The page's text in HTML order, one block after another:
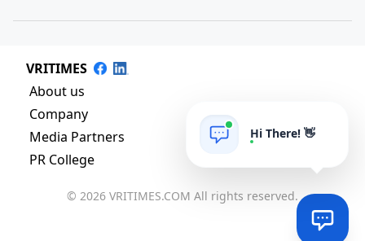
VRITIMES
About us
Company
Media Partners
PR College
© 2026 VRITIMES.COM All rights reserved.
Hi There! 👋